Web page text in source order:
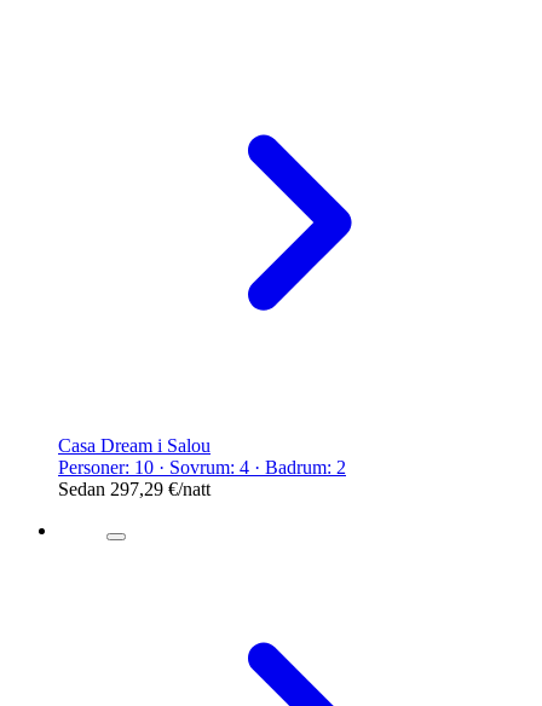
Casa Dream i Salou
Personer: 10 · Sovrum: 4 · Badrum: 2
Sedan 297,29 €/natt